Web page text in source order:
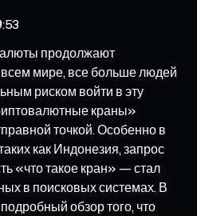
продолжают
мире, все больше людей
риском войти в эту
краны»
точкой. Особенно в
как Индонезия, запрос
«что такое кран» — стал
в поисковых системах. В
обзор того, что